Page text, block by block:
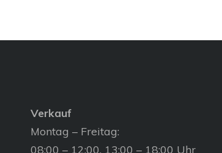
Verkauf
Montag – Freitag:
08:00 – 12:00, 13:00 – 18:00 Uhr